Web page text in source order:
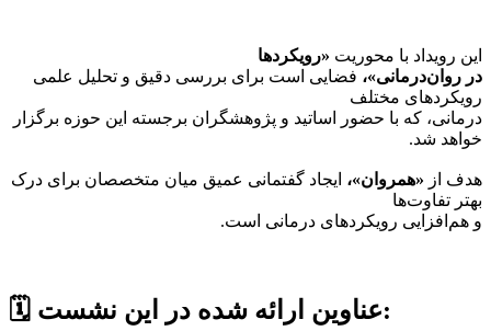
این رویداد با محوریت «رویکردها
در روان‌درمانی»، فضایی است برای بررسی دقیق و تحلیل علمی
رویکردهای مختلف
درمانی، که با حضور اساتید و پژوهشگران برجسته این حوزه برگزار
خواهد شد.
هدف از «همروان»، ایجاد گفتمانی عمیق میان متخصصان برای درک
بهتر تفاوت‌ها
و هم‌افزایی رویکردهای درمانی است.
🗓 عناوین ارائه شده در این نشست: